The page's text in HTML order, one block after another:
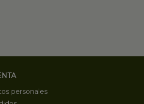
personales